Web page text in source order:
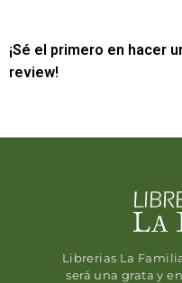
¡Sé el primero en hacer
review!
Librerias La
será una grata y